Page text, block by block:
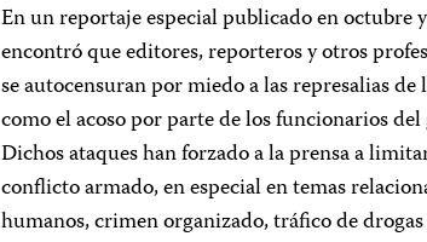
En un reportaje especial publicado en octubre
encontró que editores, reporteros y otros
se autocensuran por miedo a las represalias
como el acoso por parte de los funcionarios
Dichos ataques han forzado a la prensa a
conflicto armado, en especial en temas
humanos, crimen organizado, tráfico de